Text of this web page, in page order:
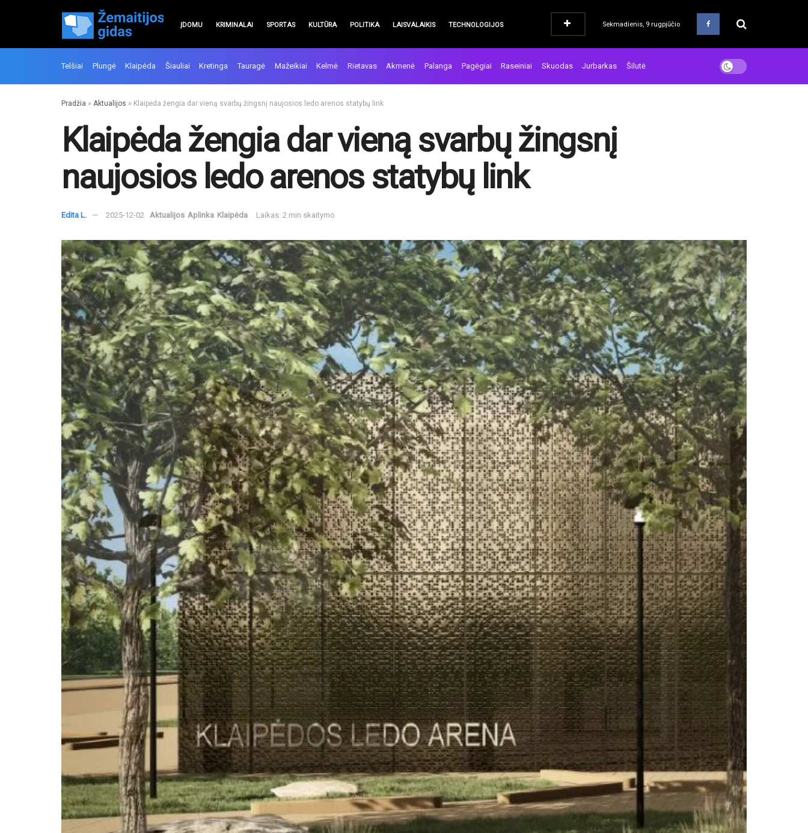
ĮDOMU KRIMINALAI SPORTAS KULTŪRA POLITIKA LAISVALAIKIS TECHNOLOGIJOS Sekmadienis, 9 rugpjūčio
Telšiai Plungė Klaipėda Šiauliai Kretinga Tauragė Mažeikiai Kelmė Rietavas Akmenė Palanga Pagėgiai Raseiniai Skuodas Jurbarkas Šilutė
Pradžia » Aktualijos » Klaipėda žengia dar vieną svarbų žingsnį naujosios ledo arenos statybų link
Klaipėda žengia dar vieną svarbų žingsnį
naujosios ledo arenos statybų link
Edita L. 2025-12-02 Aktualijos Aplinka Klaipėda Laikas: 2 min skaitymo